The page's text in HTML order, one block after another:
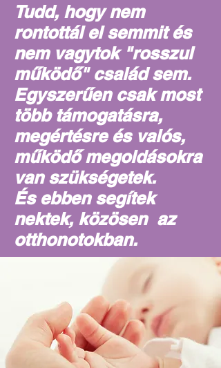
Tudd, hogy nem
rontottál el semmit és
nem vagytok "rosszul
működő" család sem.
Egyszerűen csak most
több támogatásra,
megértésre és valós,
működő megoldásokra
van szükségetek.
És ebben segítek
nektek, közösen az
otthonotokban.